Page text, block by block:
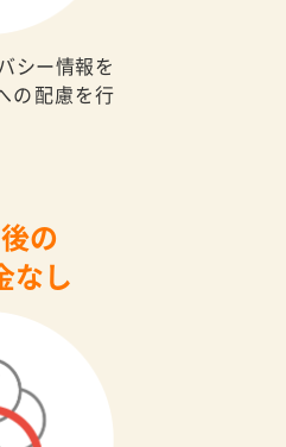
シー情報を
の配慮を行
の
なし